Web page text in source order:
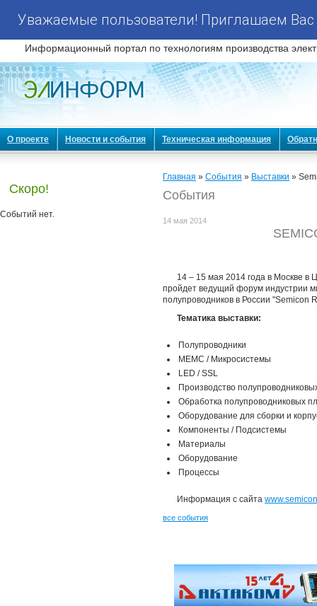
Уважаемые пользователи! Приглашаем
Информационный портал по технологиям производства
О проекте Новости и события Техническая информация
Скоро!
Событий нет.
Главная » События » Выставки »
События
14 мая 2014
14 – 15 мая 2014 года в Москве в
пройдет ведущий форум индустрии
полупроводников в России "Semicon
Тематика выставки:
Полупроводники
МЕМС / Микросистемы
LED / SSL
Производство
Обработка полупроводниковых
Оборудование для сборки и
Компоненты / Подсистемы
Материалы
Оборудование
Процессы
Информация с сайта
все события